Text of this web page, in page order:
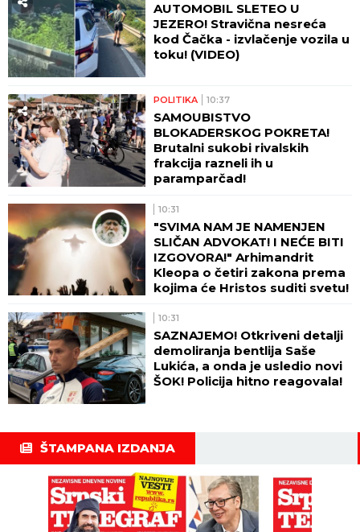
AUTOMOBIL SLETEO U
JEZERO! Stravična nesreća
kod Čačka - izvlačenje vozila u
toku! (VIDEO)
POLITIKA 10:37
SAMOUBISTVO
BLOKADERSKOG POKRETA!
Brutalni sukobi rivalskih
frakcija razneli ih u
paramparčad!
10:31
"SVIMA NAM JE NAMENJEN
SLIČAN ADVOKAT! I NEĆE BITI
IZGOVORA!" Arhimandrit
Kleopa o četiri zakona prema
kojima će Hristos suditi svetu!
10:31
SAZNAJEMO! Otkriveni detalji
demoliranja bentlija Saše
Lukića, a onda je usledio novi
ŠOK! Policija hitno reagovala!
ŠTAMPANA IZDANJA